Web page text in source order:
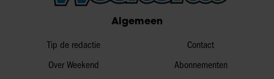
Algemeen
Tip de redactie
Over Weekend
Contact
Abonnementen